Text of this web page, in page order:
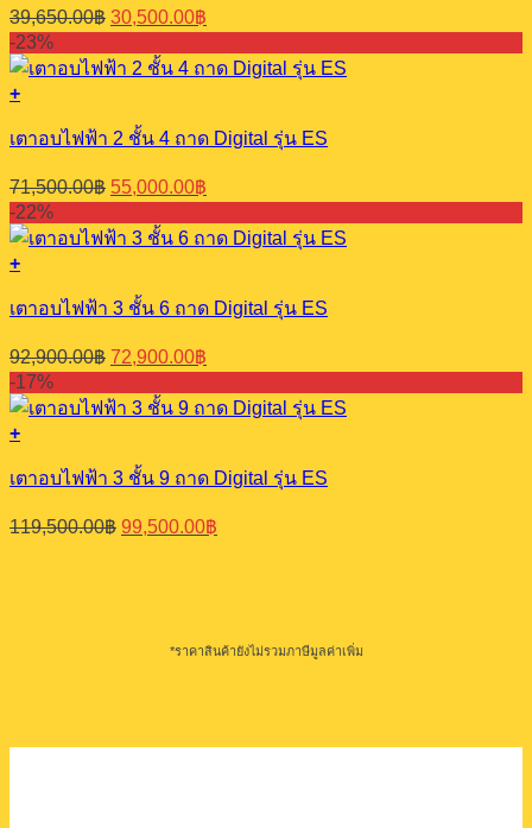
39,650.00฿ Original
price
was:
39,650.00฿.
30,500.00฿
price
is:
30,500.00฿.
-23%
+
เตาอบไฟฟ้า 2 ชั้น 4 ถาด Digital รุ่น ES
71,500.00฿ Original
price
was:
71,500.00฿.
55,000.00฿
price
is:
55,000.00฿.
-22%
+
เตาอบไฟฟ้า 3 ชั้น 6 ถาด Digital รุ่น ES
92,900.00฿ Original
price
was:
92,900.00฿.
72,900.00฿
price
is:
72,900.00฿.
-17%
+
เตาอบไฟฟ้า 3 ชั้น 9 ถาด Digital รุ่น ES
119,500.00฿ Original
price
99,500.00฿
price
*ราคาสินค้ายังไม่รวมภาษีมูลค่าเพิ่ม